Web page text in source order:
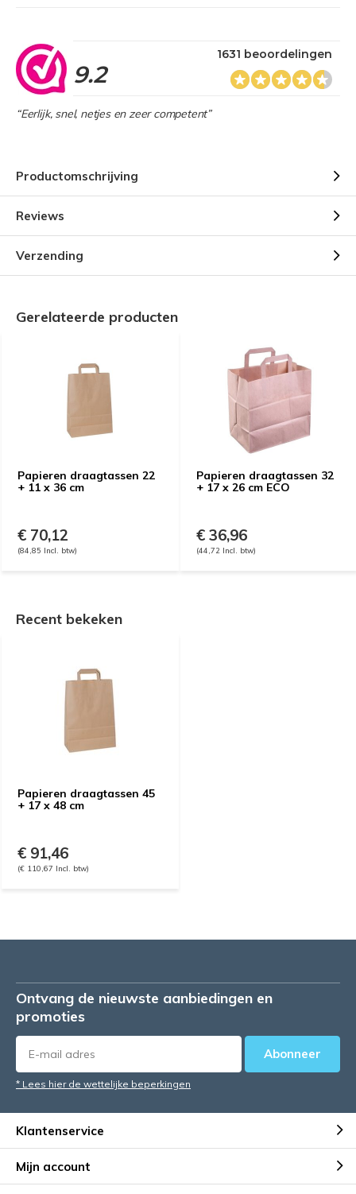
9.2
1631 beoordelingen
“Eerlijk, snel, netjes en zeer competent”
Productomschrijving
Reviews
Verzending
Gerelateerde producten
Papieren draagtassen 22
+ 11 x 36 cm
€ 70,12
(84,85 Incl. btw)
Papieren draagtassen 32
+ 17 x 26 cm ECO
€ 36,96
(44,72 Incl. btw)
Recent bekeken
Papieren draagtassen 45
+ 17 x 48 cm
€ 91,46
(€ 110,67 Incl. btw)
Ontvang de nieuwste aanbiedingen en
promoties
Abonneer
* Lees hier de wettelijke beperkingen
Klantenservice
Mijn account